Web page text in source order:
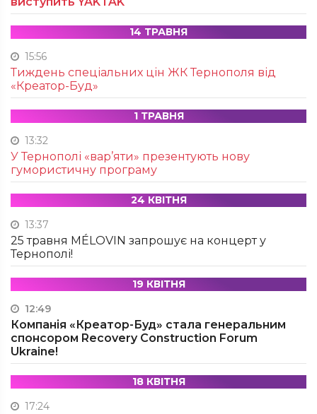
14 ТРАВНЯ
15:56
Тиждень спеціальних цін ЖК Тернополя від
«Креатор-Буд»
1 ТРАВНЯ
13:32
У Тернополі «вар’яти» презентують нову
гумористичну програму
24 КВІТНЯ
13:37
25 травня MÉLOVIN запрошує на концерт у
Тернополі!
19 КВІТНЯ
12:49
Компанія «Креатор-Буд» стала генеральним
спонсором Recovery Construction Forum
Ukraine!
18 КВІТНЯ
17:24